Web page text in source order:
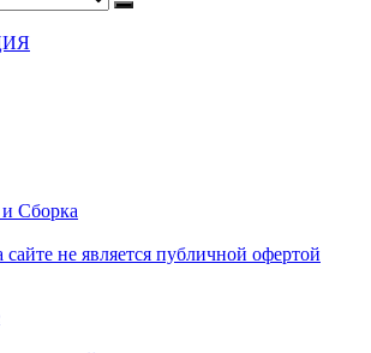
и Сборка
не является публичной офертой